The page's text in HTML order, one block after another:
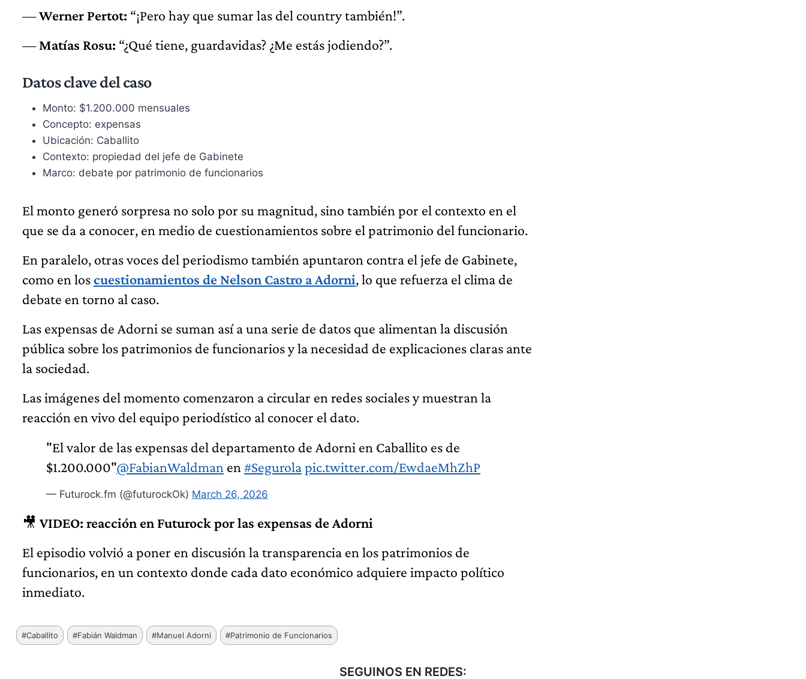
—Werner Pertot: “¡Pero hay que sumar las del country también!”.
—Matías Rosu: “¿Qué tiene, guardavidas? ¿Me estás jodiendo?”.
Datos clave del caso
Monto: $1.200.000 mensuales
Concepto: expensas
Ubicación: Caballito
Contexto: propiedad del jefe de Gabinete
Marco: debate por patrimonio de funcionarios
El monto generó sorpresa no solo por su magnitud, sino también por el contexto en el
que se da a conocer, en medio de cuestionamientos sobre el patrimonio del funcionario.
En paralelo, otras voces del periodismo también apuntaron contra el jefe de Gabinete,
como en loscuestionamientos de Nelson Castro a Adorni, lo que refuerza el clima de
debate en torno al caso.
Las expensas de Adorni se suman así a una serie de datos que alimentan la discusión
pública sobre los patrimonios de funcionarios y la necesidad de explicaciones claras ante
la sociedad.
Las imágenes del momento comenzaron a circular en redes sociales y muestran la
reacción en vivo del equipo periodístico al conocer el dato.
"El valor de las expensas del departamento de Adorni en Caballito es de
$1.200.000"@FabianWaldman en #Segurolapic.twitter.com/EwdaeMhZhP
— Futurock.fm (@futurockOk) March 26, 2026
🎥 VIDEO: reacción en Futurock por las expensas de Adorni
El episodio volvió a poner en discusión la transparencia en los patrimonios de
funcionarios, en un contexto donde cada dato económico adquiere impacto político
inmediato.
Etiquetas
de
#Caballito #Fabián Waldman #Manuel Adorni #Patrimonio de Funcionarios
SEGUINOS EN REDES: